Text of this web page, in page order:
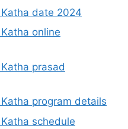
date 2024
online
prasad
program details
schedule